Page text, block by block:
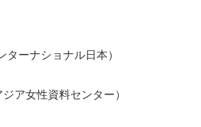
ーナショナル日本）
ア女性資料センター）